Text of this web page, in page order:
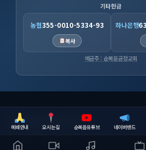
기타헌금
농협355-0010-5334-93
복사
하나은행
예금주 : 순복음금정교회
순복음금정교회
하나님의 사랑을 전하는 교회
예배안내 오시는길 순복음유튜브 네이버밴드